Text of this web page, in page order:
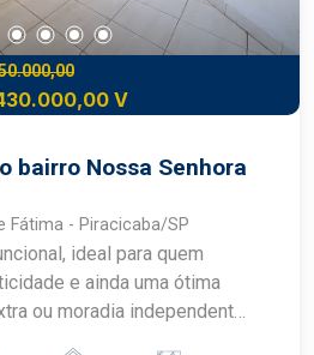
V
bairro Nossa Senhora
Fátima - Piracicaba/SP
ideal para quem
e ainda uma ótima
ou moradia independente